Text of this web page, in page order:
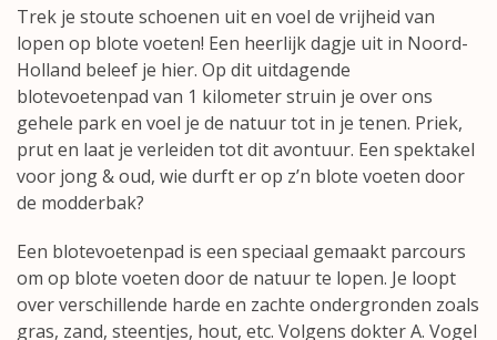
Trek je stoute schoenen uit en voel de vrijheid van
lopen op blote voeten! Een heerlijk dagje uit in Noord-
Holland beleef je hier. Op dit uitdagende
blotevoetenpad van 1 kilometer struin je over ons
gehele park en voel je de natuur tot in je tenen. Priek,
prut en laat je verleiden tot dit avontuur. Een spektakel
voor jong & oud, wie durft er op z’n blote voeten door
de modderbak?
Een blotevoetenpad is een speciaal gemaakt parcours
om op blote voeten door de natuur te lopen. Je loopt
over verschillende harde en zachte ondergronden zoals
gras, zand, steentjes, hout, etc. Volgens dokter A. Vogel